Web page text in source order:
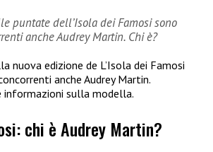
puntate dell’Isola dei Famosi sono
anche Audrey Martin. Chi è?
nuova edizione de L’Isola dei Famosi
anche Audrey Martin.
sulla modella.
chi è Audrey Martin?